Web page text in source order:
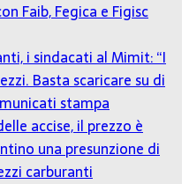
Faib, Fegica e Figisc
i sindacati al Mimit: “I
Basta scaricare su di
stampa
accise, il prezzo è
una presunzione di
carburanti